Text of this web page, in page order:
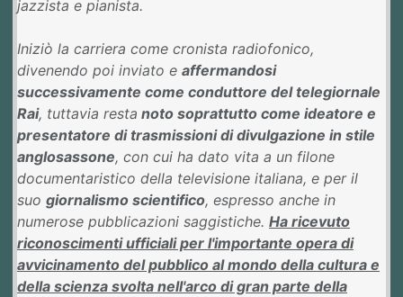
jazzista e pianista.
Iniziò la carriera come cronista radiofonico,
divenendo poi inviato e affermandosi
successivamente come conduttore del telegiornale
Rai, tuttavia resta noto soprattutto come ideatore e
presentatore di trasmissioni di divulgazione in stile
anglosassone, con cui ha dato vita a un filone
documentaristico della televisione italiana, e per il
suo giornalismo scientifico, espresso anche in
numerose pubblicazioni saggistiche. Ha ricevuto
riconoscimenti ufficiali per l'importante opera di
avvicinamento del pubblico al mondo della cultura e
della scienza svolta nell'arco di gran parte della